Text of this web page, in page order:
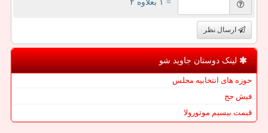
= ۱ بعلاوه ۲
ارسال نظر
لینک دوستان جاوید شو
حوزه های انتخابیه مجلس
فیش حج
قیمت بیسیم موتورولا